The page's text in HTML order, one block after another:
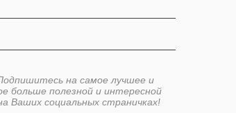
на самое лучшее и
больше полезной и интересной
Ваших социальных страничках!